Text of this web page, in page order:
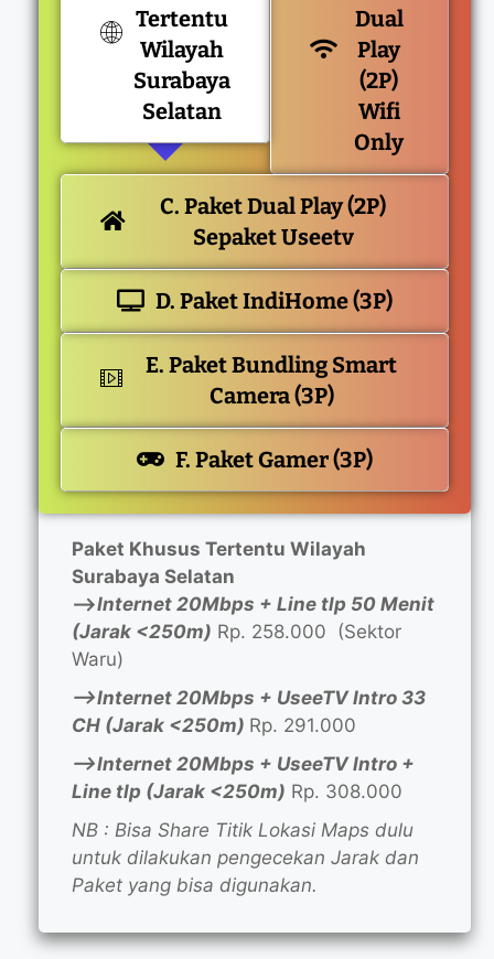
Tertentu
Wilayah
Surabaya
Selatan
Dual
Play
(2P)
Wifi
Only
C. Paket Dual Play (2P)
Sepaket Useetv
D. Paket IndiHome (3P)
E. Paket Bundling Smart
Camera (3P)
F. Paket Gamer (3P)
Paket Khusus Tertentu Wilayah
Surabaya Selatan
—>Internet 20Mbps + Line tlp 50 Menit
(Jarak <250m) Rp. 258.000 (Sektor
Waru)
—>Internet 20Mbps + UseeTV Intro 33
CH (Jarak <250m) Rp. 291.000
—>Internet 20Mbps + UseeTV Intro +
Line tlp (Jarak <250m) Rp. 308.000
NB : Bisa Share Titik Lokasi Maps dulu
untuk dilakukan pengecekan Jarak dan
Paket yang bisa digunakan.